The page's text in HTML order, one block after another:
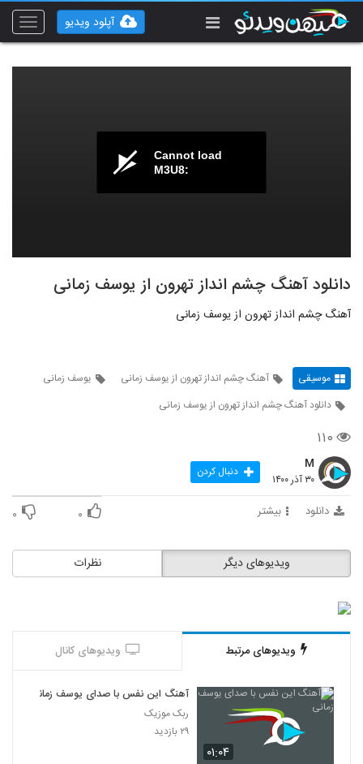
Toggle
آپلود ویدیو
Cannot load
M3U8:
دانلود آهنگ چشم انداز تهرون از یوسف زمانی
آهنگ چشم انداز تهرون از یوسف زمانی
موسیقی آهنگ چشم انداز تهرون از یوسف زمانی
یوسف زمانی
دانلود آهنگ چشم انداز تهرون از یوسف زمانی
۱۱۰
M
۳۰ آذر ۱۴۰۰ دنبال کردن
دانلود بیشتر ۰ ۰
نظرات ویدیوهای دیگر
ویدیوهای مرتبط ویدیوهای کانال
۰۱:۰۴
آهنگ این نفس با صدای یوسف زمانی
ربک موزیک
۲۹ بازدید